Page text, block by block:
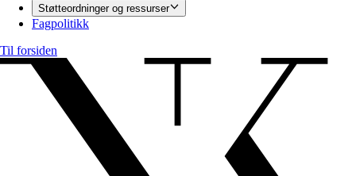
Støtteordninger og ressurser
Fagpolitikk
Til forsiden